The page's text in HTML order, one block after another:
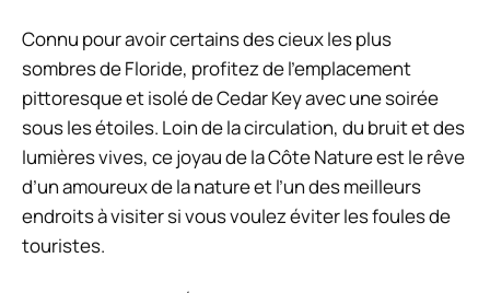
Connu pour avoir certains des cieux les plus
sombres de Floride, profitez de l’emplacement
pittoresque et isolé de Cedar Key avec une soirée
sous les étoiles. Loin de la circulation, du bruit et des
lumières vives, ce joyau de la Côte Nature est le rêve
d’un amoureux de la nature et l’un des meilleurs
endroits à visiter si vous voulez éviter les foules de
touristes.